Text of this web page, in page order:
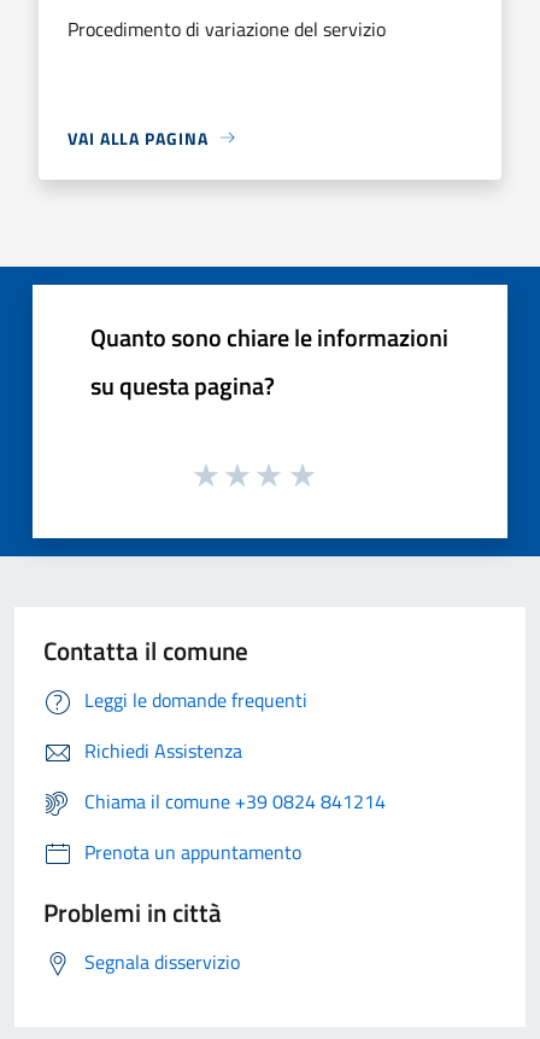
Procedimento di variazione del servizio
VAI ALLA PAGINA
Quanto sono chiare le informazioni
su questa pagina?
Contatta il comune
Leggi le domande frequenti
Richiedi Assistenza
Chiama il comune +39 0824 841214
Prenota un appuntamento
Problemi in città
Segnala disservizio